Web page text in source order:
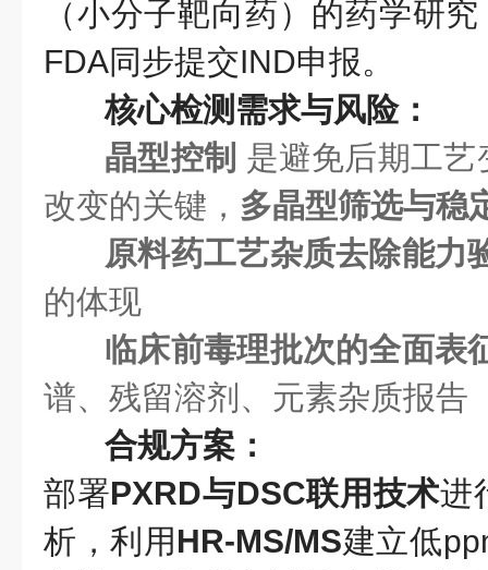
（小分子靶向药）的药学研
FDA同步提交IND申报。
核心检测需求与风险：
晶型控制 是避免后期工
改变的关键， 多晶型筛选与稳
原料药工艺杂质去除能力
的体现
临床前毒理批次的全面表
谱、残留溶剂、元素杂质报告
合规方案：
部署PXRD与DSC联用技术进
析，利用 HR-MS/MS建立低